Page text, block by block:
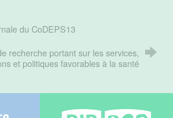
du CoDEPS13
recherche portant sur les services,
et politiques favorables à la santé